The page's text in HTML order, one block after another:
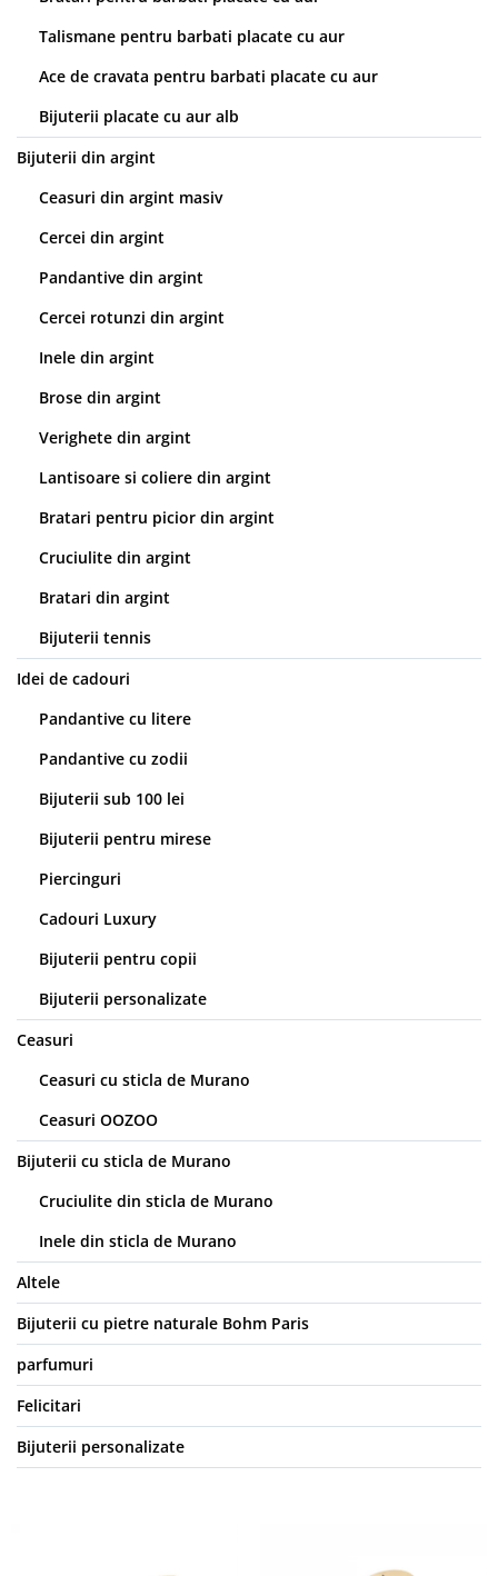
Talismane pentru barbati placate cu aur
Ace de cravata pentru barbati placate cu aur
Bijuterii placate cu aur alb
Bijuterii din argint
Ceasuri din argint masiv
Cercei din argint
Pandantive din argint
Cercei rotunzi din argint
Inele din argint
Brose din argint
Verighete din argint
Lantisoare si coliere din argint
Bratari pentru picior din argint
Cruciulite din argint
Bratari din argint
Bijuterii tennis
Idei de cadouri
Pandantive cu litere
Pandantive cu zodii
Bijuterii sub 100 lei
Bijuterii pentru mirese
Piercinguri
Cadouri Luxury
Bijuterii pentru copii
Bijuterii personalizate
Ceasuri
Ceasuri cu sticla de Murano
Ceasuri OOZOO
Bijuterii cu sticla de Murano
Cruciulite din sticla de Murano
Inele din sticla de Murano
Altele
Bijuterii cu pietre naturale Bohm Paris
parfumuri
Felicitari
Bijuterii personalizate